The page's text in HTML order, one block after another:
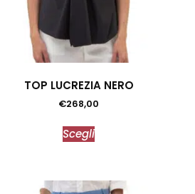
TOP LUCREZIA NERO
€268,00
Scegli